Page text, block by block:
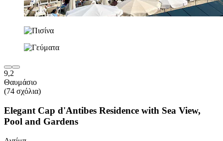
9,2
Θαυμάσιο
(74 σχόλια)
Elegant Cap d'Antibes Residence with Sea View,
Pool and Gardens